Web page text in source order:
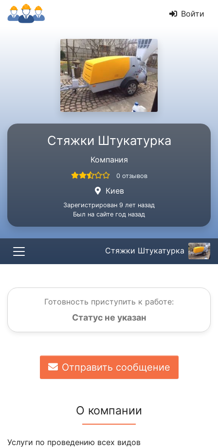
Войти
Стяжки Штукатурка
Компания
0 отзывов
Киев
Зарегистрирован 9 лет назад
Был на сайте год назад
Стяжки Штукатурка
Готовность приступить к работе:
Статус не указан
Отправить сообщение
О компании
Услуги по проведению всех видов